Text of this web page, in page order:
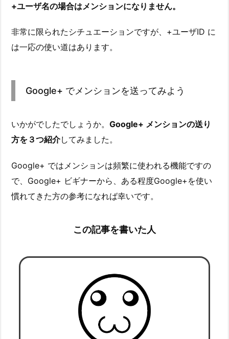
+ユーザ名の場合はメンションになりません。
非常に限られたシチュエーションですが、+ユーザID に
は一応の使い道はあります。
Google+ でメンションを送ってみよう
いかがでしたでしょうか。 Google+ メンションの送り
方を３つ紹介してみました。
Google+ ではメンションは頻繁に使われる機能ですの
で、Google+ ビギナーから、ある程度Google+を使い
慣れてきた方の参考になれば幸いです。
この記事を書いた人